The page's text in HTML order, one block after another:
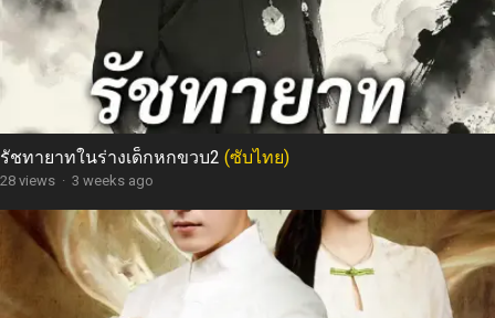
รัชทายาทในร่างเด็กหกขวบ2 (ซับไทย)
28 views · 3 weeks ago